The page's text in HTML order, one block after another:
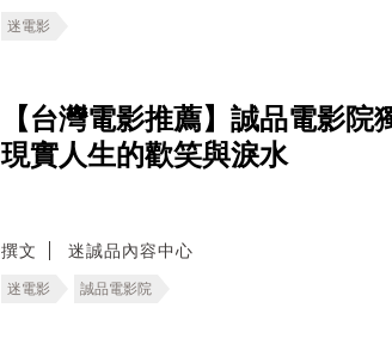
迷電影
【台灣電影推薦】誠品電影
現實人生的歡笑與淚水
撰文 迷誠品內容中心
迷電影 誠品電影院